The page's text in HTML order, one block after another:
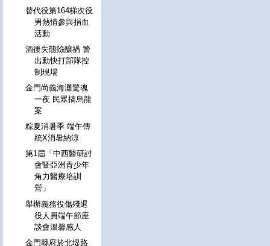
替代役第164梯次役
男熱情參與捐血
活動
酒後失態險釀禍 警
出動快打部隊控
制現場
金門尚義海灘驚魂
一夜 民眾搞烏龍
案
粽夏消暑季 端午傳
統X消暑納涼
第1屆「中西醫研討
會暨亞洲青少年
角力醫療培訓
營」
舉辦義務役傷殘退
役人員端午節座
談會溫馨感人
金門縣府於北堤路